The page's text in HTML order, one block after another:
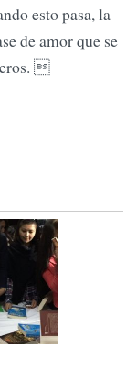
esto pasa, la
de amor que se
